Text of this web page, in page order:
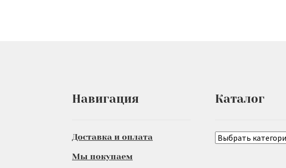
Навигация
Доставка и оплата
Мы покупаем
Каталог